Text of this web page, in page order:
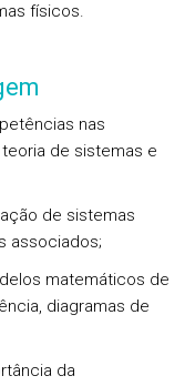
físicos.
nas
de sistemas e
de sistemas
associados;
matemáticos de
diagramas de
da